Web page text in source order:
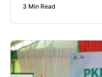
intelektual,
pembukaan PKL dan
(SUSBALAN)
3 Min Read